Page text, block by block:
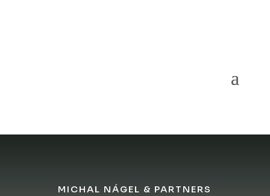
MICHAL NÁGEL & PARTNERS